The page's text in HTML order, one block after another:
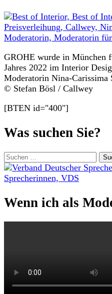
GROHE wurde in München
Jahres 2022 im Interior
Moderatorin Nina-Carissima
© Stefan Bösl / Callwey
[BTEN id="400"]
Was suchen Sie?
Suchen
nach:
Wenn ich als